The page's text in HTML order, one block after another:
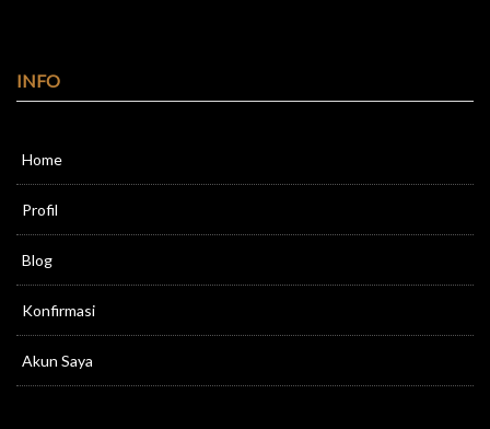
INFO
Home
Profil
Blog
Konfirmasi
Akun Saya